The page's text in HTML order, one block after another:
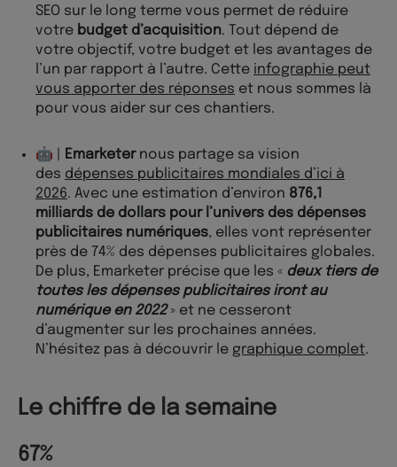
SEO sur le long terme vous permet de réduire
votre budget d’acquisition. Tout dépend de
votre objectif, votre budget et les avantages de
l’un par rapport à l’autre. Cette infographie peut
vous apporter des réponses et nous sommes là
pour vous aider sur ces chantiers.
🤖 | Emarketer nous partage sa vision
des dépenses publicitaires mondiales d’ici à
2026. Avec une estimation d’environ 876,1
milliards de dollars pour l’univers des dépenses
publicitaires numériques, elles vont représenter
près de 74% des dépenses publicitaires globales.
De plus, Emarketer précise que les « deux tiers de
toutes les dépenses publicitaires iront au
numérique en 2022» et ne cesseront
d’augmenter sur les prochaines années.
N’hésitez pas à découvrir le graphique complet.
Le chiffre de la semaine
67%